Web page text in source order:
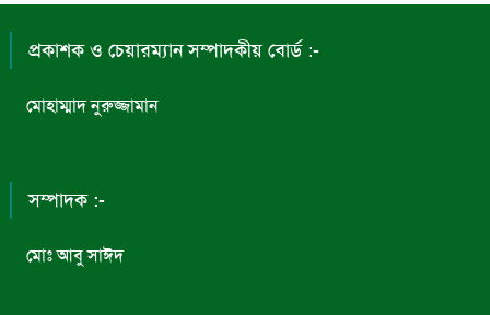
প্রকাশক ও চেয়ারম্যান সম্পাদকীয় বোর্ড :-
মোহাম্মাদ নুরুজ্জামান
সম্পাদক :-
মোঃ আবু সাঈদ